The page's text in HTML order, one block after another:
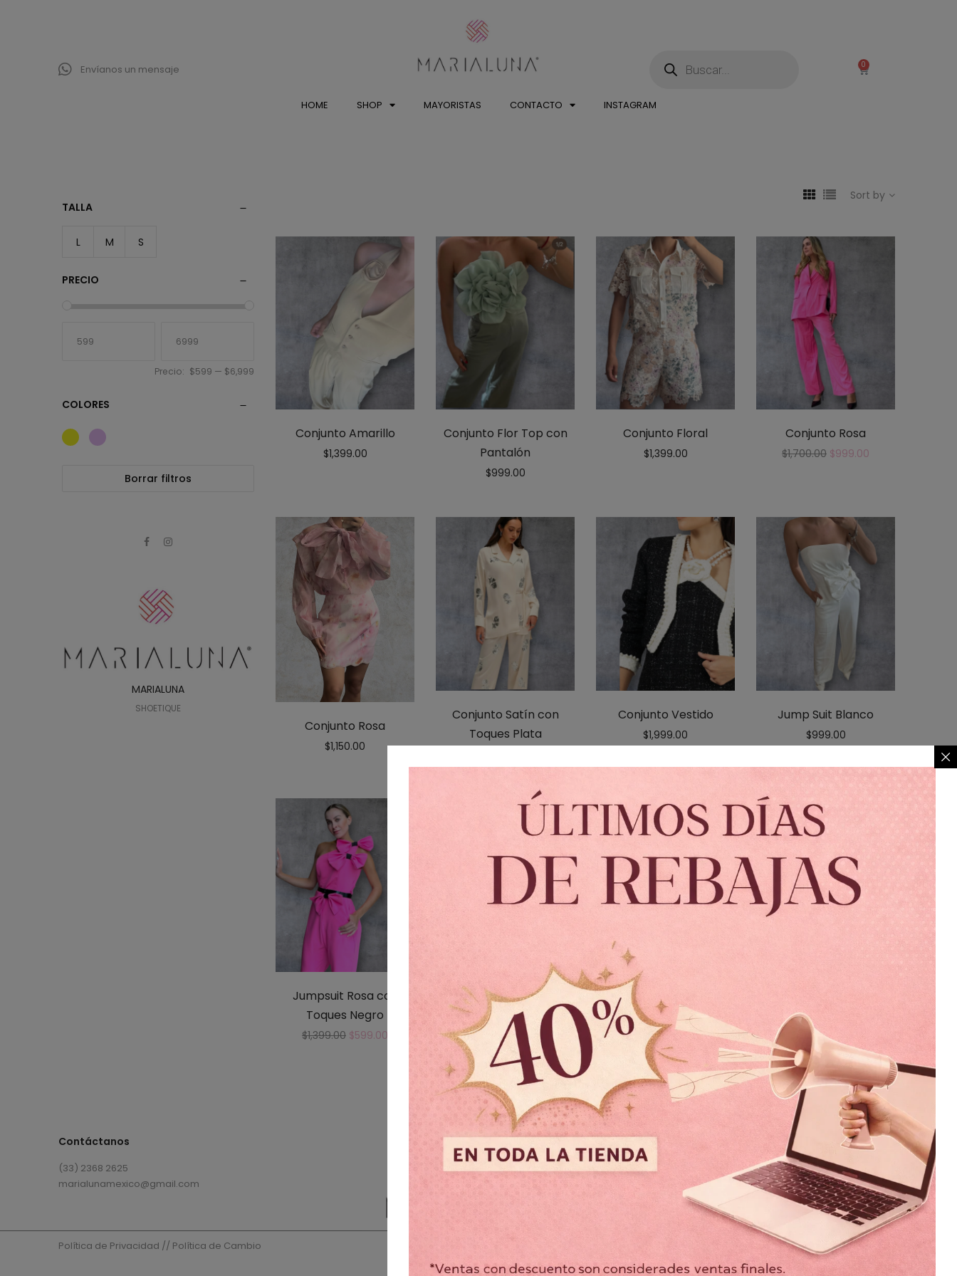
Envíanos un mensaje
HOME SHOP MAYORISTAS CONTACTO INSTAGRAM
0
Sort by
Conjunto Amarillo
$1,399.00
Conjunto Flor Top con
Pantalón
$999.00
Conjunto Floral
$1,399.00
Conjunto Rosa
$1,700.00 $999.00
Conjunto Rosa
$1,150.00
Conjunto Satín con
Toques Plata
Conjunto Vestido
$1,999.00
Jump Suit Blanco
$999.00
Jumpsuit Rosa con
Toques Negro
$1,399.00 $599.00
Plisado oro
$899.00
Set Pata de Gallo
$999.00 $
TALLA
L M S
PRECIO
Precio: $599 — $6,999
COLORES
Borrar filtros
MARIALUNA
SHOETIQUE
Contáctanos
(33) 2368 2625
marialunamexico@gmail.com
Política de Privacidad // Política de Cambio